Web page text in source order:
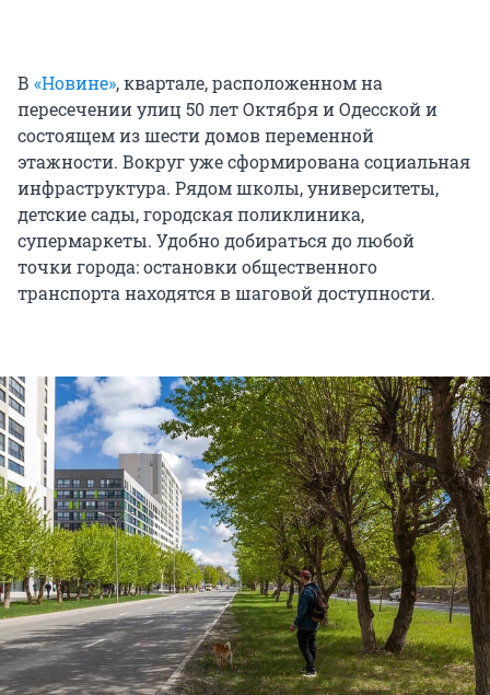
В «Новине», квартале, расположенном на
пересечении улиц 50 лет Октября и Одесской и
состоящем из шести домов переменной
этажности. Вокруг уже сформирована социальная
инфраструктура. Рядом школы, университеты,
детские сады, городская поликлиника,
супермаркеты. Удобно добираться до любой
точки города: остановки общественного
транспорта находятся в шаговой доступности.